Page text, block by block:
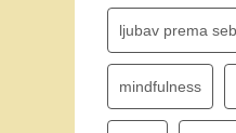
ljubav prema
mindfulness